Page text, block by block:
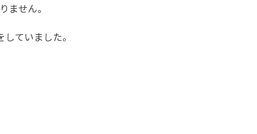
ません。
ていました。